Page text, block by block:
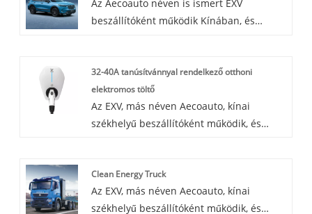
teljesítményű változata, amely erősebb
teljesítményt és jobb kezelhetőséget
Az Aecoauto néven is ismert EXV
beszállítóként működik Kínában, és
szubkompakt crossover SUV, amely
sokoldalú belső teret, hatékony motorokat
és agilis kezelhetőséget kínál. Úgy
tervezték, hogy vonzó a városi vezetők
32-40A tanúsítvánnyal rendelkező otthoni
elektromos töltő
Az EXV, más néven Aecoauto, kínai
székhelyű beszállítóként működik, és
Home EV Charger. 32-40A Certified Home
EV Charger egy otthoni használatra
tervezett töltési megoldás, amely nagy
Clean Energy Truck
Az EXV, más néven Aecoauto, kínai
székhelyű beszállítóként működik, és